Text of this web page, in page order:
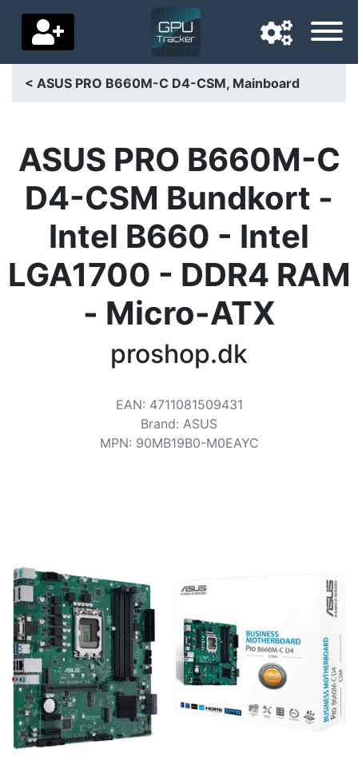
Lieferland
Startseite
Einstellungen
Unterstütze uns
Kontaktiere uns
< ASUS PRO B660M-C D4-CSM, Mainboard
ASUS PRO B660M-C
D4-CSM Bundkort -
Intel B660 - Intel
LGA1700 - DDR4 RAM
- Micro-ATX
proshop.dk
EAN: 4711081509431
Brand: ASUS
MPN: 90MB19B0-M0EAYC